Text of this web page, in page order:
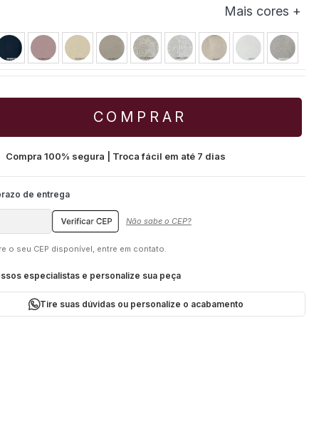
COMPRAR
Compra 100% segura | Troca fácil em até 7 dias
Não sabe o CEP?
o seu CEP disponível, entre em contato.
especialistas e personalize sua peça
Tire suas dúvidas ou personalize o acabamento